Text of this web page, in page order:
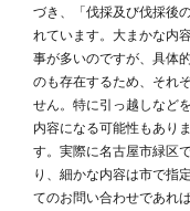
づき、「伐採及び伐採後
れています。大まかな内
事が多いのですが、具体
のも存在するため、それ
せん。特に引っ越しなど
内容になる可能性もあり
す。実際に名古屋市緑区
り、細かな内容は市で指
てのお問い合わせであれ